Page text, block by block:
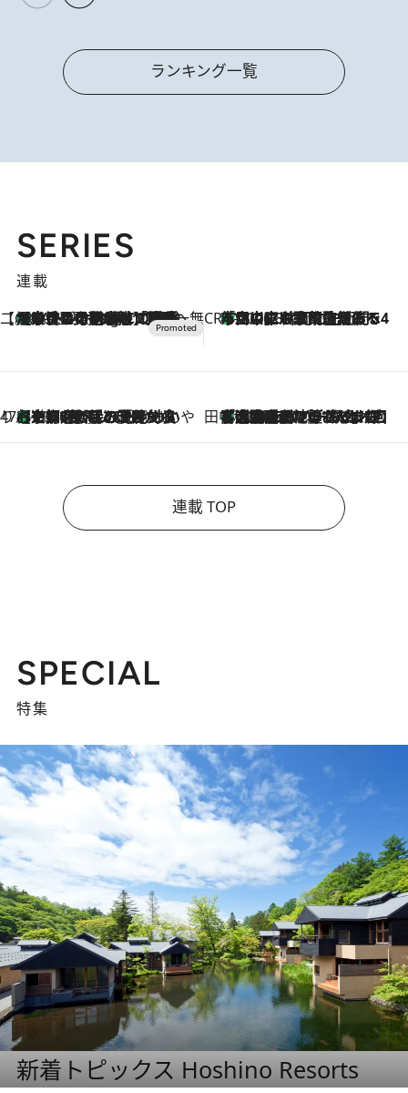
ランキング一覧
SERIES
連載
【CREA×星野リゾート】唯一無二。癒しと発見が待つ場所へ
10 Hours Ago
【トンボの足水浴】ヒノキの香りに包まれて涼感マックス！約13℃の湧水かけ流しを避暑地「星野温泉 トンボの湯」で体験 CREA'S CHOICE
2026.8.7
「立川にも歌舞伎があるんだよ」 片岡仁左衛門・市川中車ら豪華座組みで4年目の立川立飛歌舞伎へ
47都道府県の手みやげ ひんやりスイーツで夏を満喫
2026.8.7
【京都府】この夏絶対食べたい 冷やしておいしいおやつ3選 ひと口目から心を掴む新緑のテリーヌ 田中稲の勝手に再ブーム
2026.8.7
「湘南乃風に憧れて」観客大盛上がりの“タオル回し”に、ラッパー顔負けの高速歌唱まで…さだまさし（74）のアグレッシブすぎる現在地
連載 TOP
SPECIAL
特集
新着トピックス Hoshino Resorts